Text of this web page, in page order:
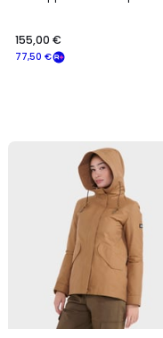
77,50 €
155,00 €